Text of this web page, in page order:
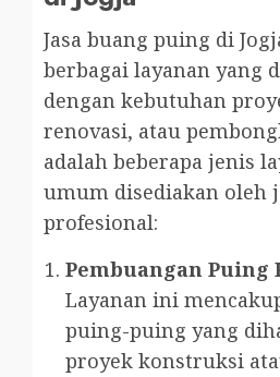
Jasa buang puing di
berbagai layanan yang
dengan kebutuhan
renovasi, atau
adalah beberapa jenis
umum disediakan oleh
profesional:
Pembuangan Puing
Layanan ini
puing-puing yang
proyek konstruksi